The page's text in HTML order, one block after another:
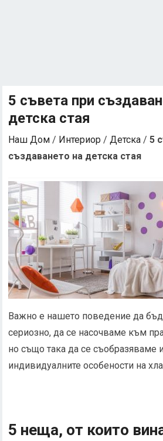
5 съвета при
детска стая
Наш Дом / Интериор /Детска /5
създаването на детска стая
Важно е нашето поведение да
сериозно, да се насочваме към
но също така да се съобразяваме
индивидуалните особености на
5 неща, от които